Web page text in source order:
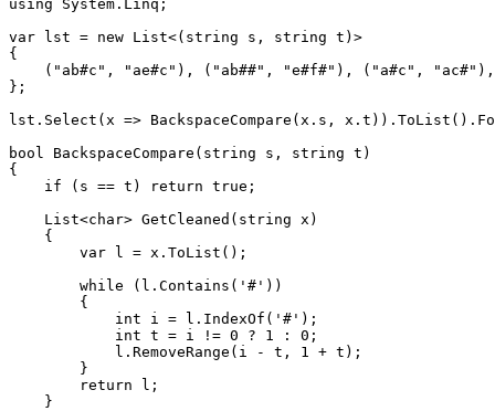
using System.Linq;
var lst = new List<(string s, string t)>
{
("ab#c", "ae#c"), ("ab##", "e#f#"), ("a#c",
};
lst.Select(x => BackspaceCompare(x.s,
bool BackspaceCompare(string s, string t)
{
    if (s == t) return true;
    List<char> GetCleaned(string x)
    {
        var l = x.ToList();
        while (l.Contains('#'))
        {
            int i = l.IndexOf('#');
            int t = i != 0 ? 1 : 0;
            l.RemoveRange(i - t, 1 + t);
        }
        return l;
    }